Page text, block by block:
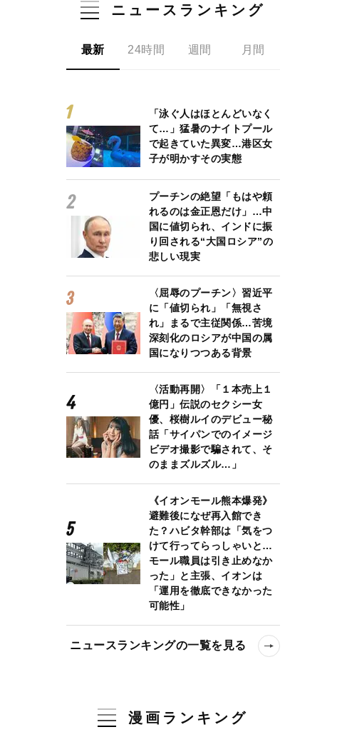
ニュースランキング
最新 24時間 週間 月間
「泳ぐ人はほとんどいなく
て…」猛暑のナイトプール
で起きていた異変…港区女
子が明かすその実態
プーチンの絶望「もはや頼
れるのは金正恩だけ」…中
国に値切られ、インドに振
り回される“大国ロシア”の
悲しい現実
〈屈辱のプーチン〉習近平
に「値切られ」「無視さ
れ」まるで主従関係…苦境
深刻化のロシアが中国の属
国になりつつある背景
〈活動再開〉「１本売上１
億円」伝説のセクシー女
優、桜樹ルイのデビュー秘
話「サイパンでのイメージ
ビデオ撮影で騙されて、そ
のままズルズル…」
《イオンモール熊本爆発》
避難後になぜ再入館でき
た？ハビタ幹部は「気をつ
けて行ってらっしゃいと…
モール職員は引き止めなか
った」と主張、イオンは
「運用を徹底できなかった
可能性」
ニュースランキングの一覧を見る
漫画ランキング